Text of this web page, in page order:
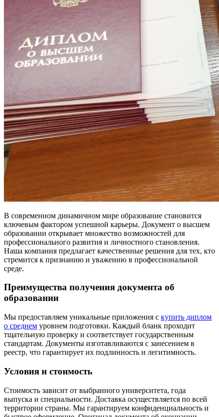
В современном динамичном мире образование становится
ключевым фактором успешной карьеры. Документ о высшем
образовании открывает множество возможностей для
профессионального развития и личностного становления.
Наша компания предлагает качественные решения для тех, кто
стремится к признанию и уважению в профессиональной
среде.
Преимущества получения документа об
образовании
Мы предоставляем уникальные приложения с купить диплом
о среднем уровнем подготовки. Каждый бланк проходит
тщательную проверку и соответствует государственным
стандартам. Документы изготавливаются с занесением в
реестр, что гарантирует их подлинность и легитимность.
Условия и стоимость
Стоимость зависит от выбранного университета, года
выпуска и специальности. Доставка осуществляется по всей
территории страны. Мы гарантируем конфиденциальность и